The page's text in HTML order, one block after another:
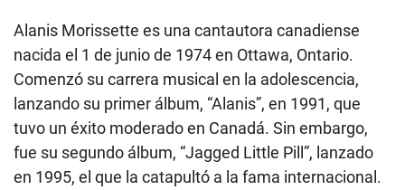
Alanis Morissette es una cantautora canadiense
nacida el 1 de junio de 1974 en Ottawa, Ontario.
Comenzó su carrera musical en la adolescencia,
lanzando su primer álbum, “Alanis”, en 1991, que
tuvo un éxito moderado en Canadá. Sin embargo,
fue su segundo álbum, “Jagged Little Pill”, lanzado
en 1995, el que la catapultó a la fama internacional.